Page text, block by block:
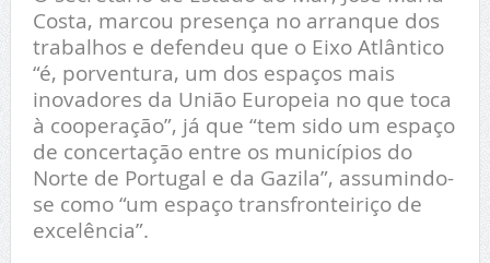
Costa, marcou presença no arranque dos
trabalhos e defendeu que o Eixo Atlântico
“é, porventura, um dos espaços mais
inovadores da União Europeia no que toca
à cooperação”, já que “tem sido um espaço
de concertação entre os municípios do
Norte de Portugal e da Gazila”, assumindo-
se como “um espaço transfronteiriço de
excelência”.